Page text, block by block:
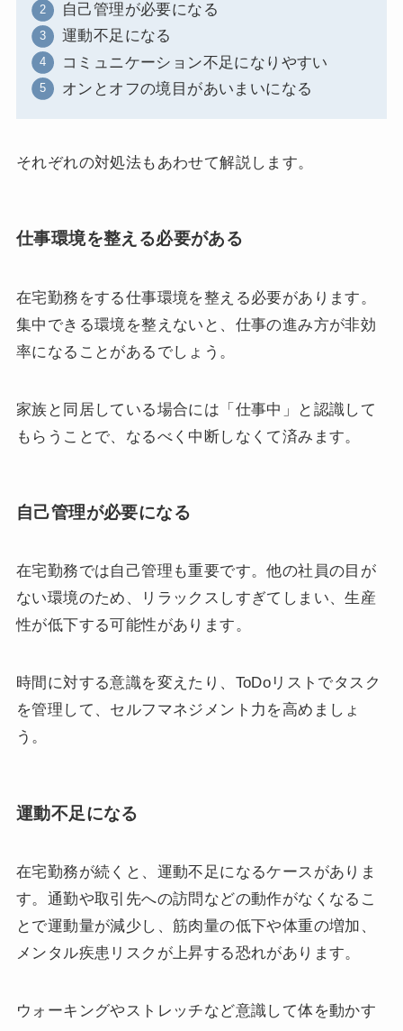
自己管理が必要になる
運動不足になる
コミュニケーション不足になりやすい
オンとオフの境目があいまいになる
それぞれの対処法もあわせて解説します。
仕事環境を整える必要がある
在宅勤務をする仕事環境を整える必要があります。
集中できる環境を整えないと、仕事の進み方が非効
率になることがあるでしょう。
家族と同居している場合には「仕事中」と認識して
もらうことで、なるべく中断しなくて済みます。
自己管理が必要になる
在宅勤務では自己管理も重要です。他の社員の目が
ない環境のため、リラックスしすぎてしまい、生産
性が低下する可能性があります。
時間に対する意識を変えたり、ToDoリストでタスク
を管理して、セルフマネジメント力を高めましょ
う。
運動不足になる
在宅勤務が続くと、運動不足になるケースがありま
す。通勤や取引先への訪問などの動作がなくなるこ
とで運動量が減少し、筋肉量の低下や体重の増加、
メンタル疾患リスクが上昇する恐れがあります。
ウォーキングやストレッチなど意識して体を動かす